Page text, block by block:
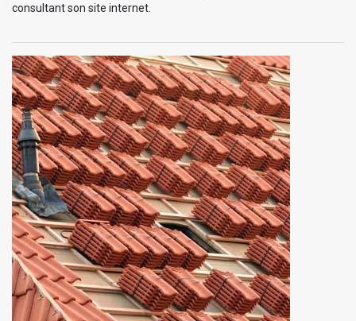
consultant son site internet.